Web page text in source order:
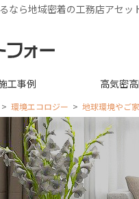
なら地域密着の工務店アセッ
工事例 高気密
環境エコロジー 地球環境やご